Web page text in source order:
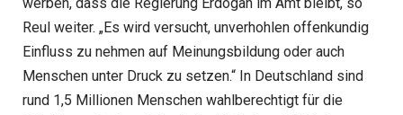
Reul weiter. „Es wird versucht, unverhohlen offenkundig
Einfluss zu nehmen auf Meinungsbildung oder auch
Menschen unter Druck zu setzen.“ In Deutschland sind
rund 1,5 Millionen Menschen wahlberechtigt für die